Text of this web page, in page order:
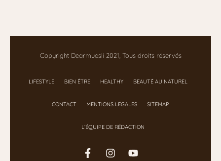
Copyright Dearmuesli 2021, Tous droits réservés
LIFESTYLE BIEN ÊTRE HEALTHY BEAUTÉ AU NATUREL
CONTACT MENTIONS LÉGALES SITEMAP
L’ÉQUIPE DE RÉDACTION